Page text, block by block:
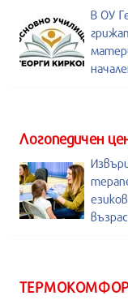
В ОУ
Логопедичен